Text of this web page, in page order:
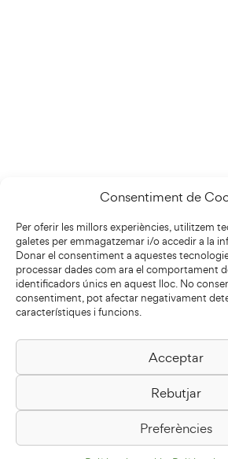
Consentiment de
Per oferir les millors experiències, utilitzem
galetes per emmagatzemar i/o accedir a la
Donar el consentiment a aquestes
processar dades com ara el comportament
identificadors únics en aquest lloc. No
consentiment, pot afectar negativament
característiques i funcions.
Acceptar
Rebutjar
Preferències
Biblioteca Pilarin Bayés
Passeig de la Generalitat, 1
08500 Vic